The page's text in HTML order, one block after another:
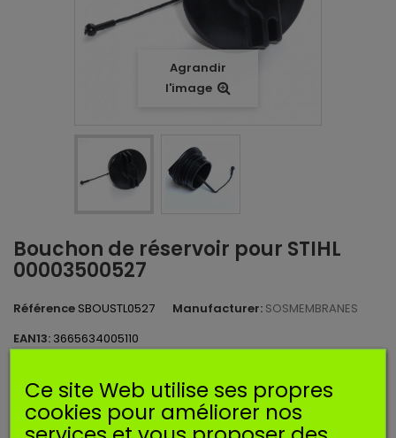
Agrandir
l'image
Bouchon de réservoir pour STIHL
00003500527
Référence SBOUSTL0527 Manufacturer: SOSMEMBRANES
EAN13: 3665634005110
Disponible
Ce site Web utilise ses propres
cookies pour améliorer nos